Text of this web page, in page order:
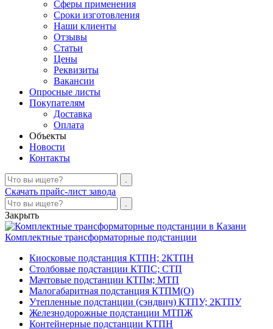
Сферы применения
Сроки изготовления
Наши клиенты
Отзывы
Статьи
Цены
Реквизиты
Вакансии
Опросные листы
Покупателям
Доставка
Оплата
Объекты
Новости
Контакты
Скачать прайс-лист завода
Закрыть
Комплектные трансформаторные подстанции
Киосковые подстанция КТПН; 2КТПН
Столбовые подстанции КТПС; СТП
Мачтовые подстанции КТПм; МТП
Малогабаритная подстанция КТПМ(О)
Утепленные подстанции (сэндвич) КТПУ; 2КТПУ
Железнодорожные подстанции МТПЖ
Контейнерные подстанции КТПН